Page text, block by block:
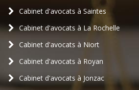
Cabinet d'avocats à Saintes
Cabinet d'avocats à La Rochelle
Cabinet d'avocats à Niort
Cabinet d'avocats à Royan
Cabinet d'avocats à Jonzac